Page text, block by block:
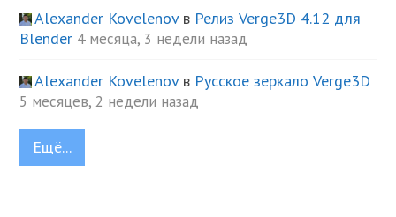
Alexander Kovelenovв Релиз Verge3D 4.12 для
Blender 4 месяца, 3 недели назад
Alexander Kovelenovв Русское зеркало Verge3D
5 месяцев, 2 недели назад
Ещё...